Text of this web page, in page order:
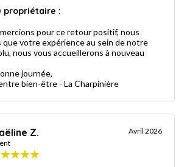
propriétaire :
pour ce retour positif, nous
que votre expérience au sein de notre
nous vous accueillerons à nouveau
journée,
bien-être - La Charpinière
Z. Avril 2026